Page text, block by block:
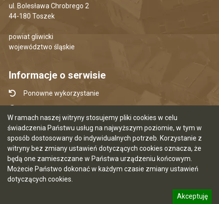
W ramach naszej witryny stosujemy pliki cookies w celu
świadczenia Państwu usług na najwyższym poziomie, w tym w
sposób dostosowany do indywidualnych potrzeb. Korzystanie z
witryny bez zmiany ustawień dotyczących cookies oznacza, że
będą one zamieszczane w Państwa urządzeniu końcowym.
Możecie Państwo dokonać w każdym czasie zmiany ustawień
dotyczących cookies.
Akceptuję
ul. Bolesława Chrobrego 2
44-180 Toszek
powiat gliwicki
województwo śląskie
Informacje o serwisie
Ponowne wykorzystanie
Mapa serwisu
Instrukcja obsługi
Statystyki oglądalności
Ostatnia aktualizacja BIP: 07.08.2026 12:50
CMS i hosting: Logonet Sp. z o.o. w Bydgoszczy